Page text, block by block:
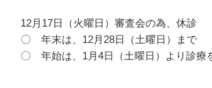
12月17日（火曜日）審査会の為、休診
〇 年末は、12月28日（土曜日）まで
〇 年始は、1月4日（土曜日）より診療